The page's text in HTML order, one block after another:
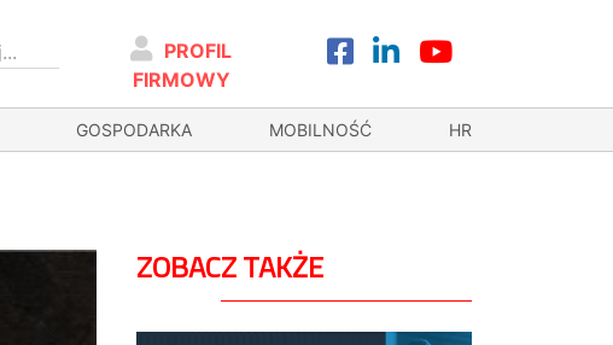
PROFIL
FIRMOWY
GOSPODARKA MOBILNOŚĆ HR
ZOBACZ TAKŻE